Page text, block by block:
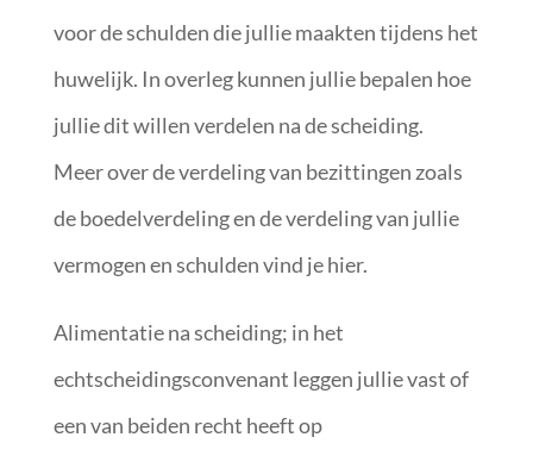
voor de schulden die jullie maakten tijdens het
huwelijk. In overleg kunnen jullie bepalen hoe
jullie dit willen verdelen na de scheiding.
Meer over de verdeling van bezittingen zoals
de boedelverdeling en de verdeling van jullie
vermogen en schulden vind je hier.
Alimentatie na scheiding; in het
echtscheidingsconvenant leggen jullie vast of
een van beiden recht heeft op